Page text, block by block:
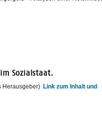
Sozialstaat.
Herausgeber) Link zum Inhalt und